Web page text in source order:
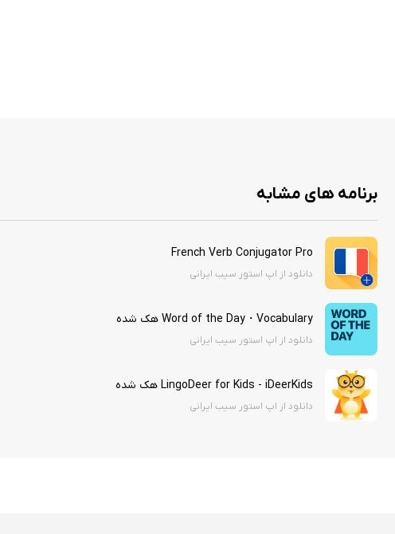
برنامه های مشابه
French Verb Conjugator Pro
دانلود از اپ استور سیب ایرانی
Word of the Day・Vocabulary هک شده
دانلود از اپ استور سیب ایرانی
LingoDeer for Kids - iDeerKids هک شده
دانلود از اپ استور سیب ایرانی